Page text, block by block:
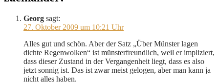
Georg sagt:
27. Oktober 2009 um 10:21 Uhr
Alles gut und schön. Aber der Satz „Über Münster lagen
dichte Regenwolken“ ist münsterfreundlich, weil er impliziert,
dass dieser Zustand in der Vergangenheit liegt, dass es also
jetzt sonnig ist. Das ist zwar meist gelogen, aber man kann ja
nicht alles haben.